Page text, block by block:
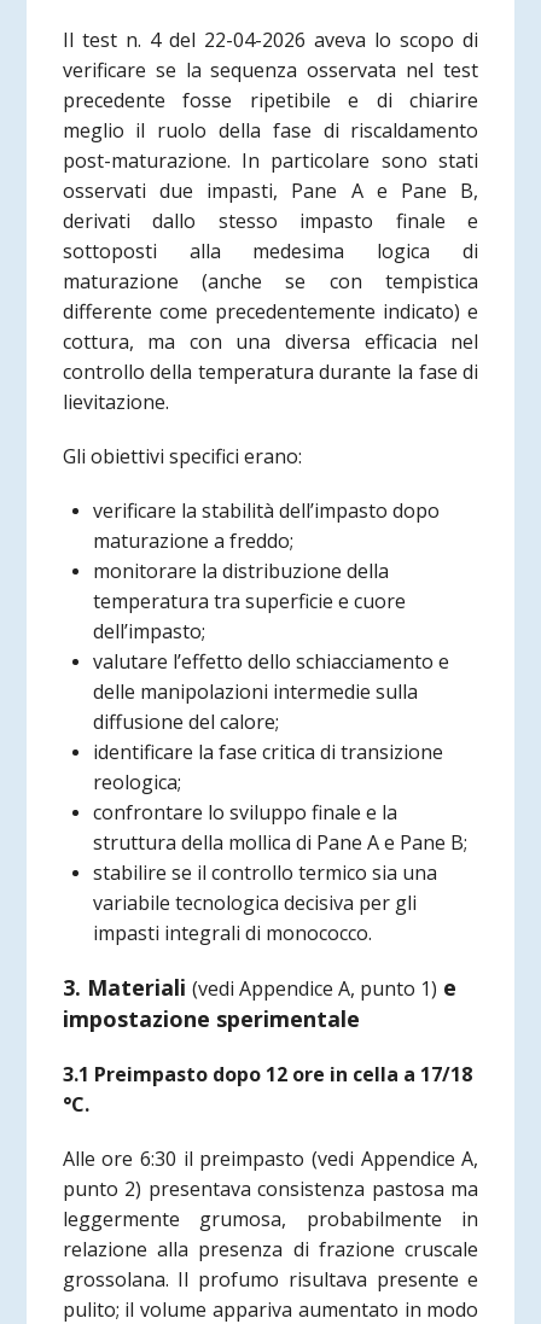
Il test n. 4 del 22-04-2026 aveva lo scopo di
verificare se la sequenza osservata nel test
precedente fosse ripetibile e di chiarire
meglio il ruolo della fase di riscaldamento
post-maturazione. In particolare sono stati
osservati due impasti, Pane A e Pane B,
derivati dallo stesso impasto finale e
sottoposti alla medesima logica di
maturazione (anche se con tempistica
differente come precedentemente indicato) e
cottura, ma con una diversa efficacia nel
controllo della temperatura durante la fase di
lievitazione.
Gli obiettivi specifici erano:
verificare la stabilità dell’impasto dopo
maturazione a freddo;
monitorare la distribuzione della
temperatura tra superficie e cuore
dell’impasto;
valutare l’effetto dello schiacciamento e
delle manipolazioni intermedie sulla
diffusione del calore;
identificare la fase critica di transizione
reologica;
confrontare lo sviluppo finale e la
struttura della mollica di Pane A e Pane B;
stabilire se il controllo termico sia una
variabile tecnologica decisiva per gli
impasti integrali di monococco.
3. Materiali (vedi Appendice A, punto 1) e
impostazione sperimentale
3.1 Preimpasto dopo 12 ore in cella a 17/18
°C.
Alle ore 6:30 il preimpasto (vedi Appendice A,
punto 2) presentava consistenza pastosa ma
leggermente grumosa, probabilmente in
relazione alla presenza di frazione cruscale
grossolana. Il profumo risultava presente e
pulito; il volume appariva aumentato in modo